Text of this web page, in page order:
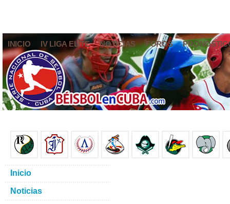
INICIO IV LIGA ELITE NOTICIAS FOROS
Inicio
Noticias